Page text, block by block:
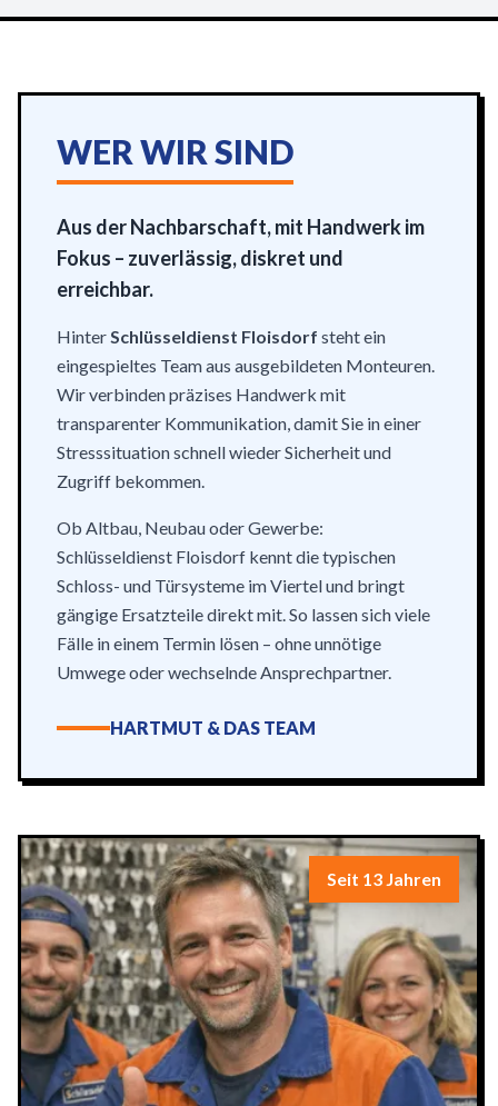
WER WIR SIND
Aus der Nachbarschaft, mit Handwerk im
Fokus – zuverlässig, diskret und
erreichbar.
HinterSchlüsseldienst Floisdorf steht ein
eingespieltes Team aus ausgebildeten Monteuren.
Wir verbinden präzises Handwerk mit
transparenter Kommunikation, damit Sie in einer
Stresssituation schnell wieder Sicherheit und
Zugriff bekommen.
Ob Altbau, Neubau oder Gewerbe:
Schlüsseldienst Floisdorf kennt die typischen
Schloss- und Türsysteme im Viertel und bringt
gängige Ersatzteile direkt mit. So lassen sich viele
Fälle in einem Termin lösen – ohne unnötige
Umwege oder wechselnde Ansprechpartner.
HARTMUT & DAS TEAM
Seit 13 Jahren